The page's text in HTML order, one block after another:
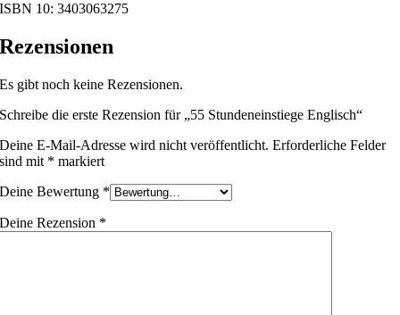
ISBN 10: 3403063275
Rezensionen
Es gibt noch keine Rezensionen.
Schreibe die erste Rezension für „55 Stundeneinstiege Englisch“
Deine E-Mail-Adresse wird nicht veröffentlicht. Erforderliche Felder
sind mit * markiert
Deine Bewertung *
Deine Rezension *